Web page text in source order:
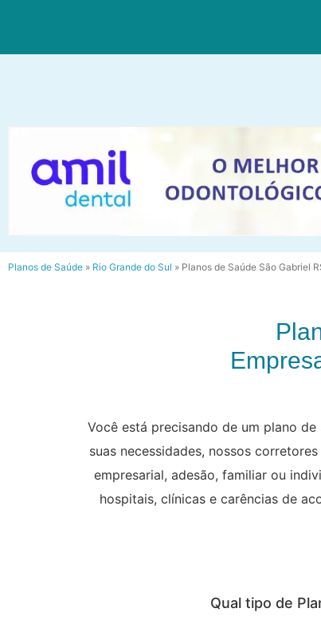
Planos de Saúde » Rio Grande do Sul » Planos de Saúde São Gabriel
Você está precisando de um plano
suas necessidades, nossos
empresarial, adesão, familiar ou
hospitais, clínicas e carências de
Qual tipo de